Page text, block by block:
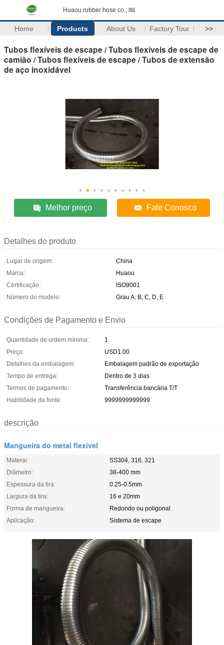
Huaou rubber hose co., ltd
Home Products About Us Factory Tour >>
Tubos flexíveis de escape / Tubos flexíveis de escape de
camião / Tubos flexíveis de escape / Tubos de extensão
de aço inoxidável
Melhor preço Fale Conosco
Detalhes do produto
Lugar de origem:
China
Marca:
Huaou
Certificação:
ISO9001
Número do modelo:
Grau A, B, C, D, E
Condições de Pagamento e Envio
Quantidade de ordem mínima:
1
Preço:
USD1.00
Detalhes da embalagem:
Embalagem padrão de exportação
Tempo de entrega:
Dentro de 3 dias
Termos de pagamento:
Transferência bancária T/T
Habilidade da fonte:
9999999999999
descrição
Mangueira do metal flexível
Materai:
SS304, 316, 321
Diâmetro:
38-400 mm
Espessura da tira:
0.25-0.5mm
Largura da tira:
16 e 20mm
Forma de mangueira:
Redondo ou poligonal
Aplicação:
Sistema de escape